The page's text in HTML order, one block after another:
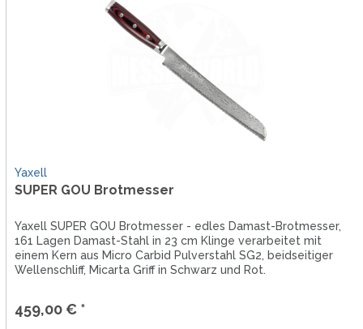
Yaxell
SUPER GOU Brotmesser
Yaxell SUPER GOU Brotmesser - edles Damast-Brotmesser,
161 Lagen Damast-Stahl in 23 cm Klinge verarbeitet mit
einem Kern aus Micro Carbid Pulverstahl SG2, beidseitiger
Wellenschliff, Micarta Griff in Schwarz und Rot.
459,00 € *